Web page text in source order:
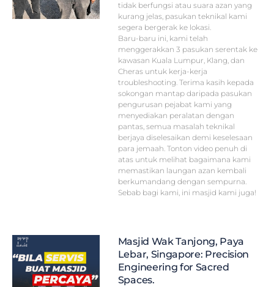
tidak berfungsi atau suara azan yang
kurang jelas, pasukan teknikal kami
segera bergerak ke lokasi.
Baru-baru ini, kami telah
menggerakkan 3 pasukan serentak ke
kawasan Kuala Lumpur, Klang, dan
Cheras untuk kerja-kerja
troubleshooting. Terima kasih kepada
sokongan mantap daripada pasukan
pengurusan pejabat kami yang
menyediakan peralatan dengan
pantas, semua masalah teknikal
berjaya diselesaikan demi keselesaan
para jemaah. Tonton video penuh di
atas untuk melihat bagaimana kami
memastikan laungan azan kembali
berkumandang dengan sempurna.
Sebab bagi kami, ini masjid kami juga!
Masjid Wak Tanjong, Paya
Lebar, Singapore: Precision
Engineering for Sacred
Spaces.